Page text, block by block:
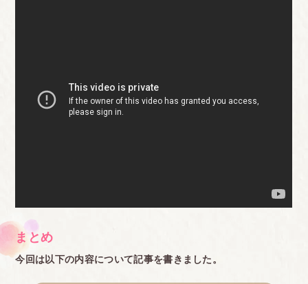
・先生の許可が出るまでは水分補給禁止(公立小、公
立中、エアコンが無く夏は扇風機が後ろで2台回っ
・水筒の中身は水かお茶(公立小、公立中) →私はこ
っそりポカリスエットを入れて持っていった。しか
まとめ
今回は以下の内容について記事を書きました。